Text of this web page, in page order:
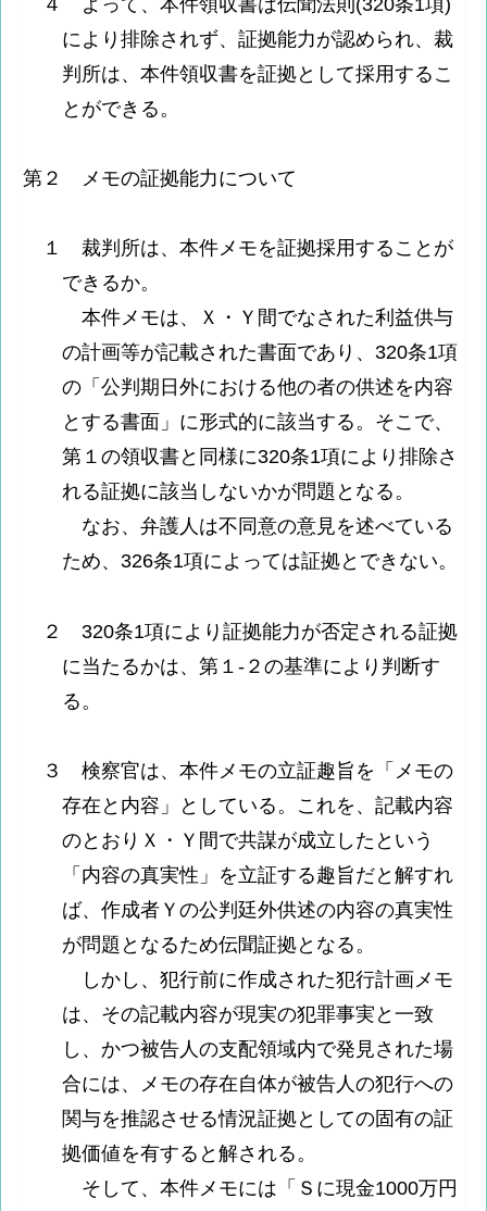
により排除されず、証拠能力が認められ、裁
判所は、本件領収書を証拠として採用するこ
とができる。
第２ メモの証拠能力について
１ 裁判所は、本件メモを証拠採用することが
できるか。
本件メモは、Ｘ・Ｙ間でなされた利益供与
の計画等が記載された書面であり、320条1項
の「公判期日外における他の者の供述を内容
とする書面」に形式的に該当する。そこで、
第１の領収書と同様に320条1項により排除さ
れる証拠に該当しないかが問題となる。
なお、弁護人は不同意の意見を述べている
ため、326条1項によっては証拠とできない。
２ 320条1項により証拠能力が否定される証拠
に当たるかは、第１-２の基準により判断す
る。
３ 検察官は、本件メモの立証趣旨を「メモの
存在と内容」としている。これを、記載内容
のとおりＸ・Ｙ間で共謀が成立したという
「内容の真実性」を立証する趣旨だと解すれ
ば、作成者Ｙの公判廷外供述の内容の真実性
が問題となるため伝聞証拠となる。
しかし、犯行前に作成された犯行計画メモ
は、その記載内容が現実の犯罪事実と一致
し、かつ被告人の支配領域内で発見された場
合には、メモの存在自体が被告人の犯行への
関与を推認させる情況証拠としての固有の証
拠価値を有すると解される。
そして、本件メモには「Ｓに現金1000万円